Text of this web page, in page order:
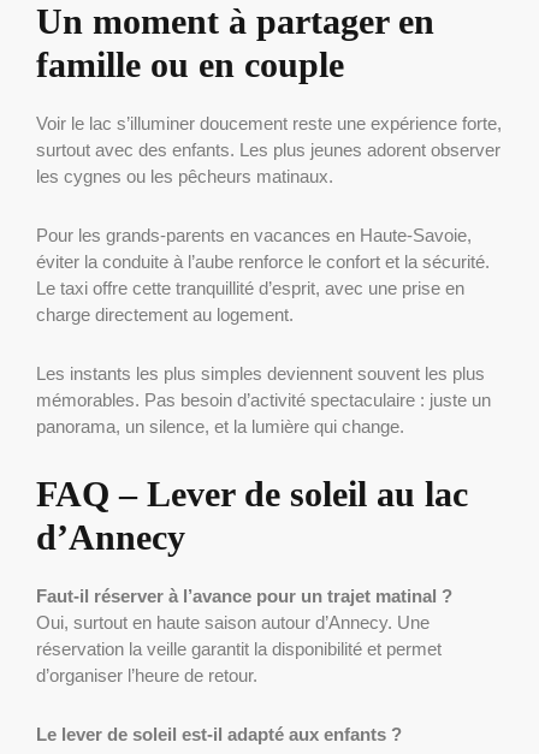
Un moment à partager en
famille ou en couple
Voir le lac s’illuminer doucement reste une expérience forte,
surtout avec des enfants. Les plus jeunes adorent observer
les cygnes ou les pêcheurs matinaux.
Pour les grands-parents en vacances en Haute-Savoie,
éviter la conduite à l’aube renforce le confort et la sécurité.
Le taxi offre cette tranquillité d’esprit, avec une prise en
charge directement au logement.
Les instants les plus simples deviennent souvent les plus
mémorables. Pas besoin d’activité spectaculaire : juste un
panorama, un silence, et la lumière qui change.
FAQ – Lever de soleil au lac
d’Annecy
Faut-il réserver à l’avance pour un trajet matinal ?
Oui, surtout en haute saison autour d’Annecy. Une
réservation la veille garantit la disponibilité et permet
d’organiser l’heure de retour.
Le lever de soleil est-il adapté aux enfants ?